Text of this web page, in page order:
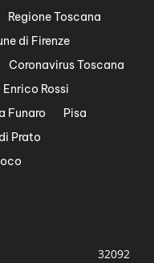
Regione Toscana
di Firenze
Coronavirus Toscana
Enrico Rossi
Funaro
Pisa
Prato
32092